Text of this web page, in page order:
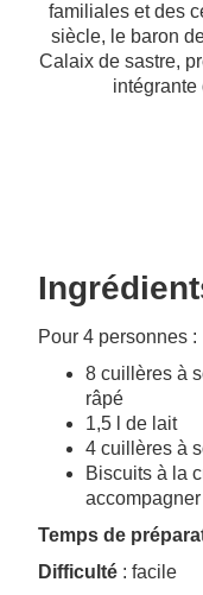
familiales et des
siècle, le baron
Calaix de sastre,
intégrante
Pour 4 personnes :
8 cuillères à
râpé
1,5 l de lait
4 cuillères à
Biscuits à la
accompagner
Temps de
Difficulté : facile